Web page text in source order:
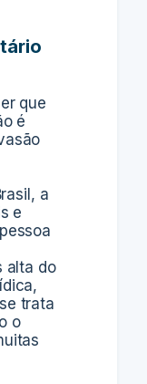
que
é
a
e
alta do
trata
o